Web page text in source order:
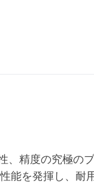
、精度の究極の
能を発揮し、耐